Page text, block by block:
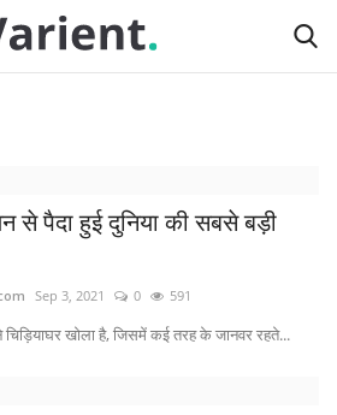
से पैदा हुई दुनिया की सबसे बड़ी
Sep 3, 2021 0 591
चिड़ियाघर खोला है, जिसमें कई तरह के जानवर रहते...